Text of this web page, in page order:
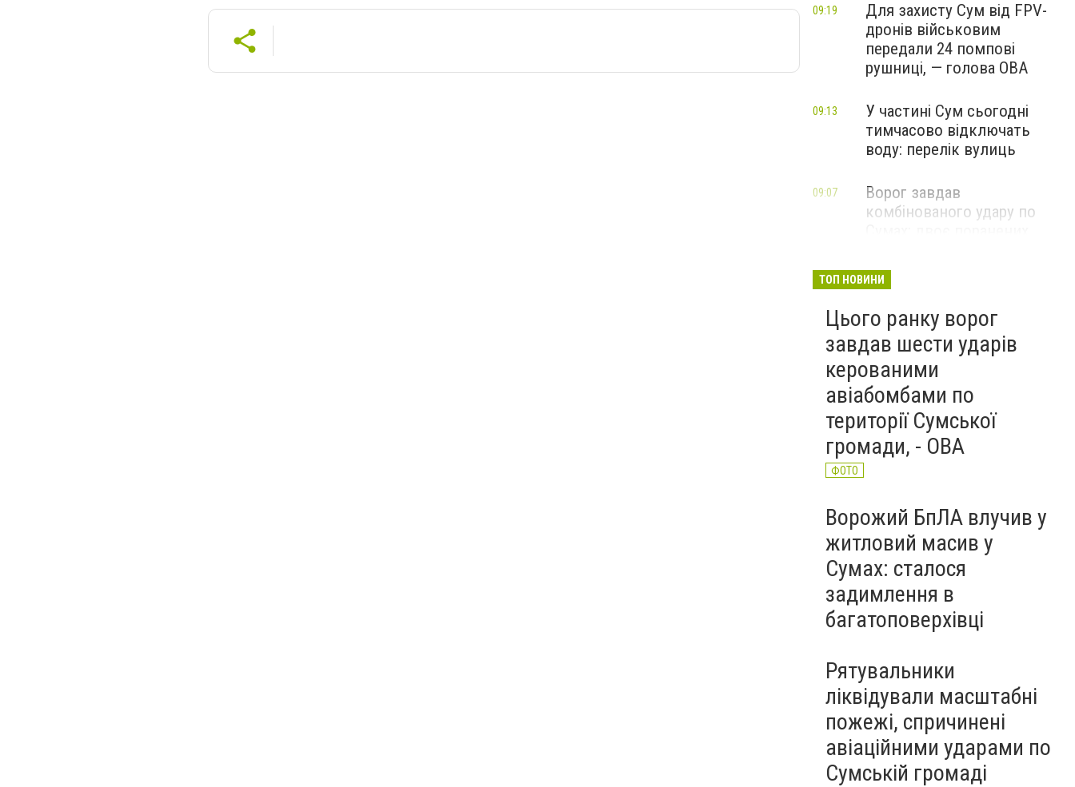
Для захисту Сум від FPV-
дронів військовим
передали 24 помпові
рушниці, — голова ОВА
09:19
У частині Сум сьогодні
тимчасово відключать
воду: перелік вулиць
09:13
Ворог завдав
комбінованого удару по
інфраструктура
ФОТО
09:07
ТОП НОВИНИ
Цього ранку ворог
завдав шести ударів
керованими
авіабомбами по
території Сумської
громади, - ОВА
ФОТО
Ворожий БпЛА влучив у
житловий масив у
Сумах: сталося
задимлення в
багатоповерхівці
Рятувальники
ліквідували масштабні
пожежі, спричинені
авіаційними ударами по
Сумській громаді